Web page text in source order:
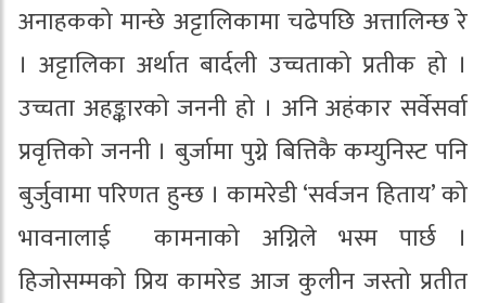
अनाहकको मान्छे अट्टालिकामा चढेपछि अत्तालिन्छ रे
। अट्टालिका अर्थात बार्दली उच्चताको प्रतीक हो ।
उच्चता अहङ्कारको जननी हो । अनि अहंकार सर्वेसर्वा
प्रवृत्तिको जननी । बुर्जामा पुग्ने बित्तिकै कम्युनिस्ट पनि
बुर्जुवामा परिणत हुन्छ । कामरेडी ‘सर्वजन हिताय’ को
भावनालाई कामनाको अग्निले भस्म पार्छ ।
हिजोसम्मको प्रिय कामरेड आज कुलीन जस्तो प्रतीत